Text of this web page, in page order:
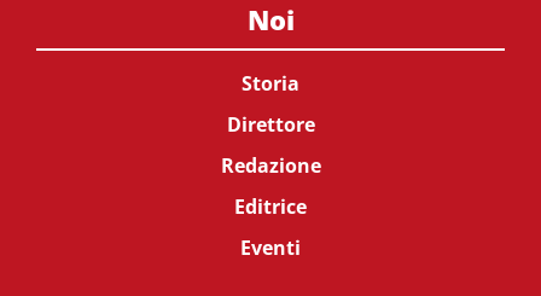
Noi
Storia
Direttore
Redazione
Editrice
Eventi